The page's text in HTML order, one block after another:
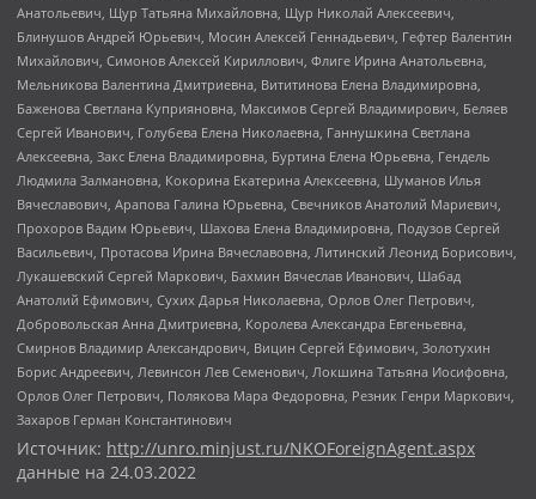
Анатольевич, Щур Татьяна Михайловна, Щур Николай Алексеевич,
Блинушов Андрей Юрьевич, Мосин Алексей Геннадьевич, Гефтер Валентин
Михайлович, Симонов Алексей Кириллович, Флиге Ирина Анатольевна,
Мельникова Валентина Дмитриевна, Вититинова Елена Владимировна,
Баженова Светлана Куприяновна, Максимов Сергей Владимирович, Беляев
Сергей Иванович, Голубева Елена Николаевна, Ганнушкина Светлана
Алексеевна, Закс Елена Владимировна, Буртина Елена Юрьевна, Гендель
Людмила Залмановна, Кокорина Екатерина Алексеевна, Шуманов Илья
Вячеславович, Арапова Галина Юрьевна, Свечников Анатолий Мариевич,
Прохоров Вадим Юрьевич, Шахова Елена Владимировна, Подузов Сергей
Васильевич, Протасова Ирина Вячеславовна, Литинский Леонид Борисович,
Лукашевский Сергей Маркович, Бахмин Вячеслав Иванович, Шабад
Анатолий Ефимович, Сухих Дарья Николаевна, Орлов Олег Петрович,
Добровольская Анна Дмитриевна, Королева Александра Евгеньевна,
Смирнов Владимир Александрович, Вицин Сергей Ефимович, Золотухин
Борис Андреевич, Левинсон Лев Семенович, Локшина Татьяна Иосифовна,
Орлов Олег Петрович, Полякова Мара Федоровна, Резник Генри Маркович,
Захаров Герман Константинович
Источник: http://unro.minjust.ru/NKOForeignAgent.aspx
данные на 24.03.2022